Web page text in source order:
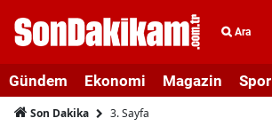
Ara
Gündem Ekonomi Magazin Spor
Son Dakika 3. Sayfa